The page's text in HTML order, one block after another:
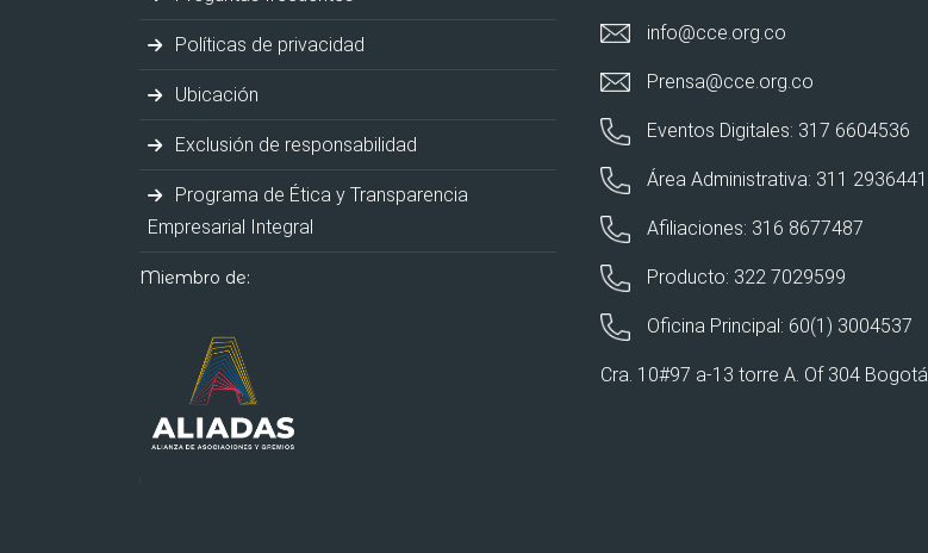
Políticas de privacidad
Ubicación
Exclusión de responsabilidad
Programa de Ética y Transparencia
Empresarial Integral
Miembro de:
info@cce.org.co
Prensa@cce.org.co
Eventos Digitales: 317 6604536
Área Administrativa: 311 2936441
Afiliaciones: 316 8677487
Producto: 322 7029599
Oficina Principal: 60(1) 3004537
Cra. 10#97 a-13 torre A. Of 304 Bogotá